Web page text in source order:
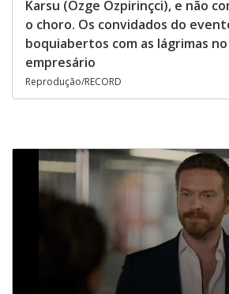
Karsu (Özge Özpirinçci), e não
o choro. Os convidados do
boquiabertos com as lágrimas
empresário
Reprodução/RECORD